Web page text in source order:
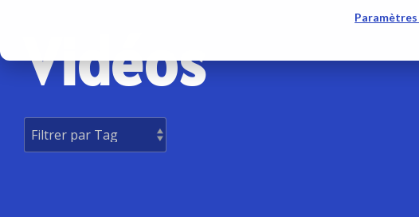
Sondes et Capteurs
Accessoire sondeurs et
sonars
Atelier et Etudes R & D
Programmation de balise
Vidéos